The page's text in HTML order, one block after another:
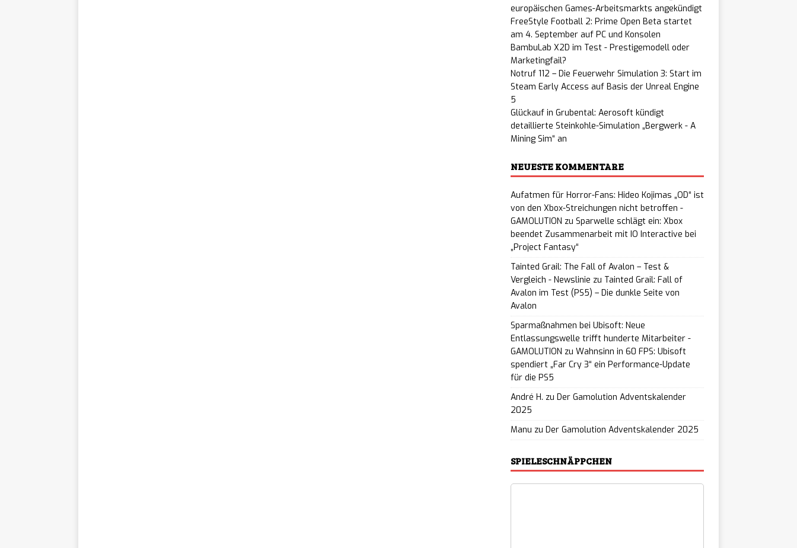
europäischen Games-Arbeitsmarkts angekündigt
FreeStyle Football 2: Prime Open Beta startet
am 4. September auf PC und Konsolen
BambuLab X2D im Test - Prestigemodell oder
Marketingfail?
Notruf 112 – Die Feuerwehr Simulation 3: Start im
Steam Early Access auf Basis der Unreal Engine
5
Glückauf in Grubental: Aerosoft kündigt
detaillierte Steinkohle-Simulation „Bergwerk - A
Mining Sim“ an
NEUESTE KOMMENTARE
Aufatmen für Horror-Fans: Hideo Kojimas „OD“ ist
von den Xbox-Streichungen nicht betroffen -
GAMOLUTION zu Sparwelle schlägt ein: Xbox
beendet Zusammenarbeit mit IO Interactive bei
„Project Fantasy“
Tainted Grail: The Fall of Avalon – Test &
Vergleich - Newslinie zu Tainted Grail: Fall of
Avalon im Test (PS5) – Die dunkle Seite von
Avalon
Sparmaßnahmen bei Ubisoft: Neue
Entlassungswelle trifft hunderte Mitarbeiter -
GAMOLUTION zu Wahnsinn in 60 FPS: Ubisoft
spendiert „Far Cry 3“ ein Performance-Update
für die PS5
André H. zu Der Gamolution Adventskalender
2025
Manu zu Der Gamolution Adventskalender 2025
SPIELESCHNÄPPCHEN